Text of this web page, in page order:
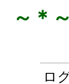
～＊
ロ